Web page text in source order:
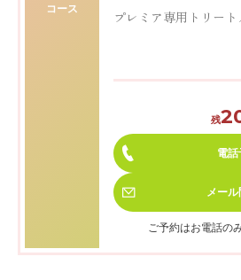
コース
プレミア専用トリー
残
電話
メール
ご予約はお電話の